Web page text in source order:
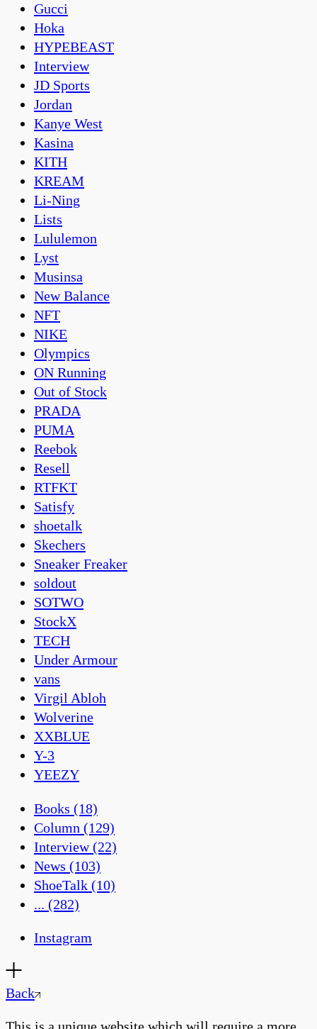
Gucci
Hoka
HYPEBEAST
Interview
JD Sports
Jordan
Kanye West
Kasina
KITH
KREAM
Li-Ning
Lists
Lululemon
Lyst
Musinsa
New Balance
NFT
NIKE
Olympics
ON Running
Out of Stock
PRADA
PUMA
Reebok
Resell
RTFKT
Satisfy
shoetalk
Skechers
Sneaker Freaker
soldout
SOTWO
StockX
TECH
Under Armour
vans
Virgil Abloh
Wolverine
XXBLUE
Y-3
YEEZY
Books (18)
Column (129)
Interview(22)
News (103)
ShoeTalk (10)
... (282)
Instagram
Back